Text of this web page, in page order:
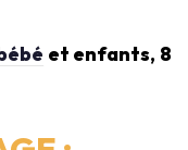
et enfants, 8